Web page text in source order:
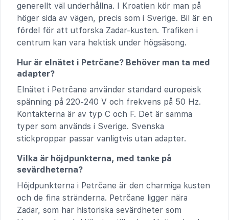
generellt väl underhållna. I Kroatien kör man på
höger sida av vägen, precis som i Sverige. Bil är en
fördel för att utforska Zadar-kusten. Trafiken i
centrum kan vara hektisk under högsäsong.
Hur är elnätet i Petrčane? Behöver man ta med
adapter?
Elnätet i Petrčane använder standard europeisk
spänning på 220-240 V och frekvens på 50 Hz.
Kontakterna är av typ C och F. Det är samma
typer som används i Sverige. Svenska
stickproppar passar vanligtvis utan adapter.
Vilka är höjdpunkterna, med tanke på
sevärdheterna?
Höjdpunkterna i Petrčane är den charmiga kusten
och de fina stränderna. Petrčane ligger nära
Zadar, som har historiska sevärdheter som